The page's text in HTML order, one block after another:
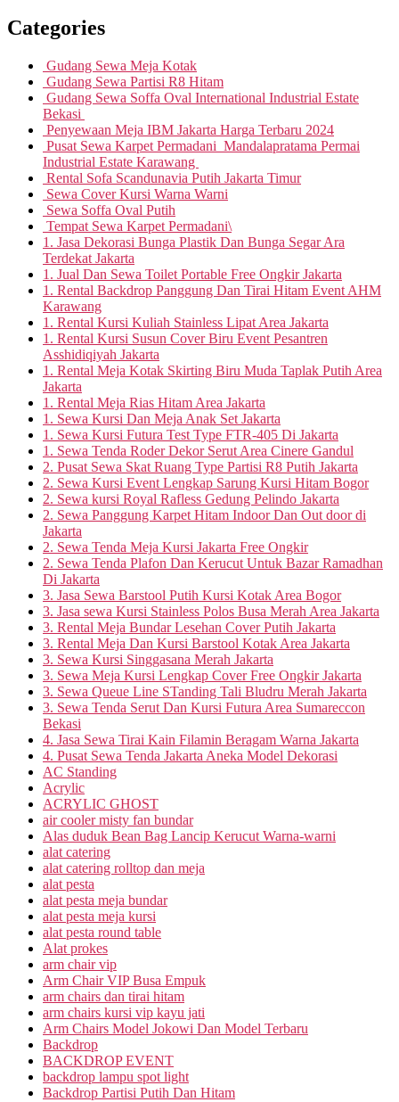
Categories
Gudang Sewa Meja Kotak
Gudang Sewa Partisi R8 Hitam
Gudang Sewa Soffa Oval International Industrial Estate
Bekasi
Penyewaan Meja IBM Jakarta Harga Terbaru 2024
Pusat Sewa Karpet Permadani Mandalapratama Permai
Industrial Estate Karawang
Rental Sofa Scandunavia Putih Jakarta Timur
Sewa Cover Kursi Warna Warni
Sewa Soffa Oval Putih
Tempat Sewa Karpet Permadani\
1. Jasa Dekorasi Bunga Plastik Dan Bunga Segar Ara
Terdekat Jakarta
1. Jual Dan Sewa Toilet Portable Free Ongkir Jakarta
1. Rental Backdrop Panggung Dan Tirai Hitam Event AHM
Karawang
1. Rental Kursi Kuliah Stainless Lipat Area Jakarta
1. Rental Kursi Susun Cover Biru Event Pesantren
Asshidiqiyah Jakarta
1. Rental Meja Kotak Skirting Biru Muda Taplak Putih Area
Jakarta
1. Rental Meja Rias Hitam Area Jakarta
1. Sewa Kursi Dan Meja Anak Set Jakarta
1. Sewa Kursi Futura Test Type FTR-405 Di Jakarta
1. Sewa Tenda Roder Dekor Serut Area Cinere Gandul
2. Pusat Sewa Skat Ruang Type Partisi R8 Putih Jakarta
2. Sewa Kursi Event Lengkap Sarung Kursi Hitam Bogor
2. Sewa kursi Royal Rafless Gedung Pelindo Jakarta
2. Sewa Panggung Karpet Hitam Indoor Dan Out door di
Jakarta
2. Sewa Tenda Meja Kursi Jakarta Free Ongkir
2. Sewa Tenda Plafon Dan Kerucut Untuk Bazar Ramadhan
Di Jakarta
3. Jasa Sewa Barstool Putih Kursi Kotak Area Bogor
3. Jasa sewa Kursi Stainless Polos Busa Merah Area Jakarta
3. Rental Meja Bundar Lesehan Cover Putih Jakarta
3. Rental Meja Dan Kursi Barstool Kotak Area Jakarta
3. Sewa Kursi Singgasana Merah Jakarta
3. Sewa Meja Kursi Lengkap Cover Free Ongkir Jakarta
3. Sewa Queue Line STanding Tali Bludru Merah Jakarta
3. Sewa Tenda Serut Dan Kursi Futura Area Sumareccon
Bekasi
4. Jasa Sewa Tirai Kain Filamin Beragam Warna Jakarta
4. Pusat Sewa Tenda Jakarta Aneka Model Dekorasi
AC Standing
Acrylic
ACRYLIC GHOST
air cooler misty fan bundar
Alas duduk Bean Bag Lancip Kerucut Warna-warni
alat catering
alat catering rolltop dan meja
alat pesta
alat pesta meja bundar
alat pesta meja kursi
alat pesta round table
Alat prokes
arm chair vip
Arm Chair VIP Busa Empuk
arm chairs dan tirai hitam
arm chairs kursi vip kayu jati
Arm Chairs Model Jokowi Dan Model Terbaru
Backdrop
BACKDROP EVENT
backdrop lampu spot light
Backdrop Partisi Putih Dan Hitam